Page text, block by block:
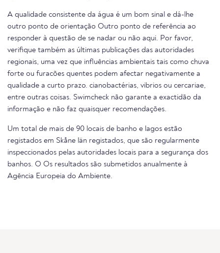
A qualidade consistente da água é um bom sinal e dá-lhe
outro ponto de orientação Outro ponto de referência ao
responder à questão de se nadar ou não aqui. Por favor,
verifique também as últimas publicações das autoridades
regionais, uma vez que influências ambientais tais como chuva
forte ou furacões quentes podem afectar negativamente a
qualidade a curto prazo. cianobactérias, vibrios ou cercariae,
entre outras coisas. Swimcheck não garante a exactidão da
informação e não faz quaisquer recomendações.
Um total de mais de 90 locais de banho e lagos estão
registados em Skåne län registados, que são regularmente
inspeccionados pelas autoridades locais para a segurança dos
banhos. O Os resultados são submetidos anualmente à
Agência Europeia do Ambiente.